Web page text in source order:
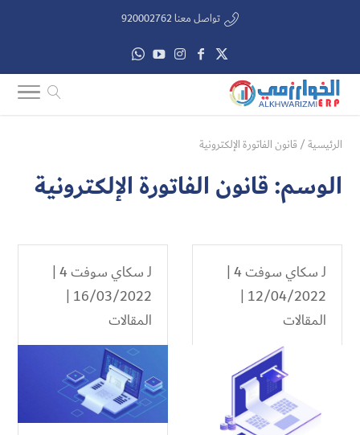
تواصل معنا 920002762
الرئيسية/قانون الفاتورة الإلكترونية
الوسم:قانون الفاتورة الإلكترونية
لـسكاي سوفت 4
|
12/04/2022 |
المقالات
لـسكاي سوفت 4
|
16/03/2022 |
المقالات